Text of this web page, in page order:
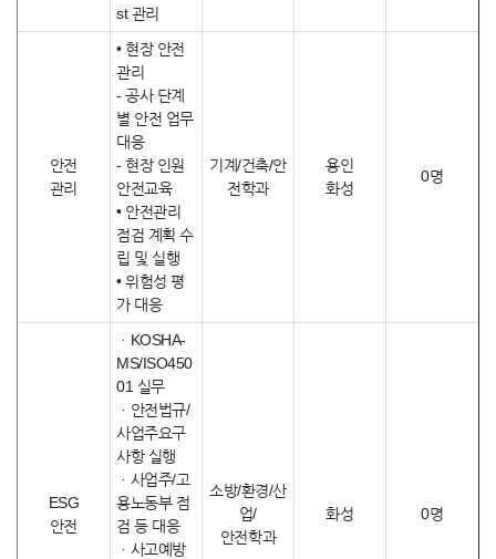
st 관리
안전
관리
• 현장 안전
관리
- 공사 단계
별 안전 업무
대응
- 현장 인원
안전교육
• 안전관리
점검 계획 수
립 및 실행
• 위험성 평
가 대응
기계/건축/안
전학과
용인
화성
0명
ESG
안전
ㆍKOSHA-
MS/ISO450
01 실무
ㆍ안전법규/
사업주요구
사항 실행
ㆍ사업주/고
용노동부 점
검 등 대응
ㆍ사고예방
소방/환경/산
업/
안전학과
화성 0명